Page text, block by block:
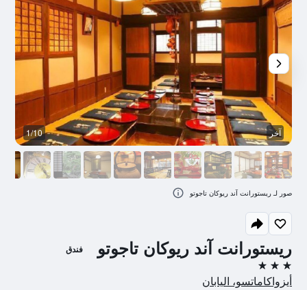
ريستورانت آند ريوكان تاجوتو فندق
3 نجوم
أيزواكاماتسو، اليابان
آخر 1/10
صور لـ ريستورانت آند ريوكان تاجوتو